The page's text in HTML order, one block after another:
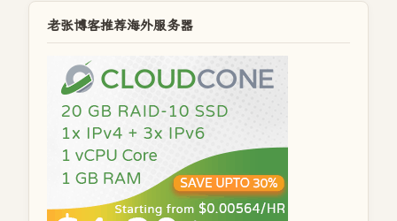
老张博客推荐海外服务器